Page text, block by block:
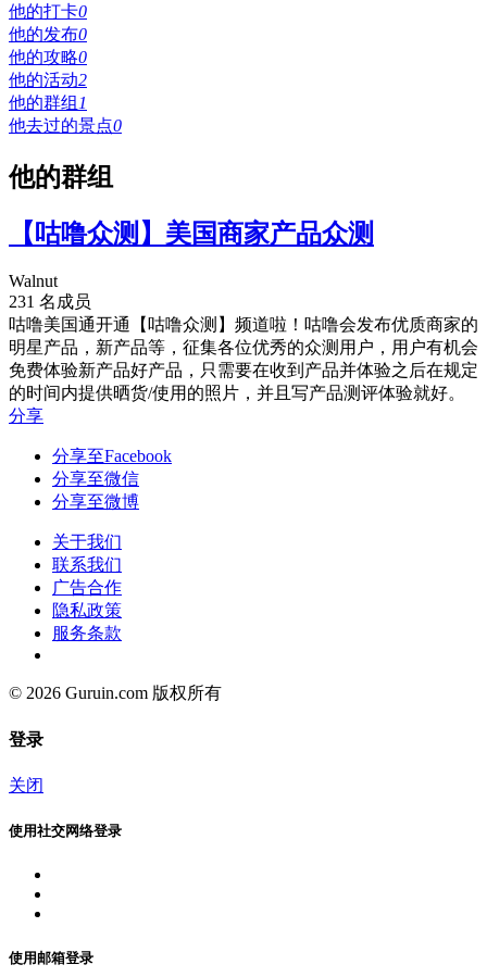
他的打卡0
他的发布0
他的攻略0
他的活动2
他的群组 1
他去过的景点0
他的群组
【咕噜众测】美国商家产品众测
Walnut
231 名成员
咕噜美国通开通【咕噜众测】频道啦！咕噜会发布优质商家的
明星产品，新产品等，征集各位优秀的众测用户，用户有机会
免费体验新产品好产品，只需要在收到产品并体验之后在规定
的时间内提供晒货/使用的照片，并且写产品测评体验就好。
分享
分享至Facebook
分享至微信
分享至微博
关于我们
联系我们
广告合作
隐私政策
服务条款
© 2026 Guruin.com 版权所有
登录
关闭
使用社交网络登录
使用邮箱登录